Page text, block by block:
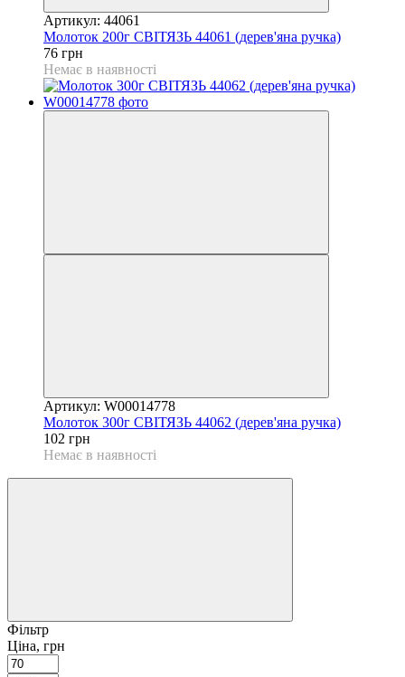
Артикул: 44061
Молоток 200г СВІТЯЗЬ 44061 (дерев'яна ручка)
76 грн
Немає в наявності
Артикул: W00014778
Молоток 300г СВІТЯЗЬ 44062 (дерев'яна ручка)
102 грн
Немає в наявності
Фільтр
Ціна, грн